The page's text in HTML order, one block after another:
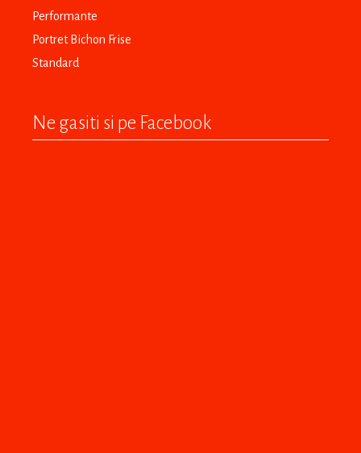
Performante
Portret Bichon Frise
Standard
Ne gasiti si pe Facebook